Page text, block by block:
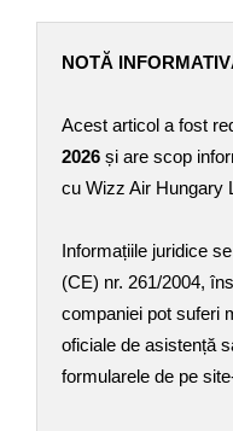
NOTĂ
Acest articol a fost
2026 și are scop
cu Wizz Air Hungary
Informațiile juridice
(CE) nr. 261/2004,
companiei pot suferi
oficiale de asistență
formularele de pe